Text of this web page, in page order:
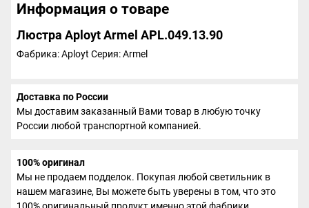
Информация о товаре
Люстра Aployt Armel APL.049.13.90
Фабрика: Aployt Серия: Armel
Доставка по России
Мы доставим заказанный Вами товар в любую точку
России любой транспортной компанией.
100% оригинал
Мы не продаем подделок. Покупая любой светильник в
нашем магазине, Вы можете быть уверены в том, что это